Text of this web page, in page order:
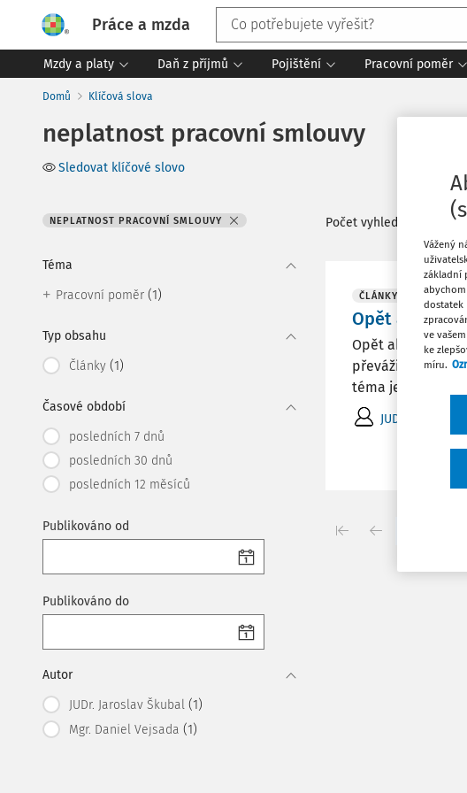
Práce a mzda
Mzdy a platy Daň z příjmů Pojištění Pracovní poměr
Domů Klíčová slova
neplatnost pracovní smlouvy
Sledovat klíčové slovo
NEPLATNOST PRACOVNÍ SMLOUVY
Téma
Pracovní poměr (1)
Typ obsahu
Články (1)
Časové období
posledních 7 dnů
posledních 30 dnů
posledních 12 měsíců
Publikováno od
Publikováno do
Autor
JUDr. Jaroslav Škubal (1)
Mgr. Daniel Vejsada (1)
Počet vyhledaných
ČLÁNKY
Opět
Opět aktuální
převážil v
téma je již
JUDr. Jaroslav
Vážený
základní
dostatek
ve
ke
míru.